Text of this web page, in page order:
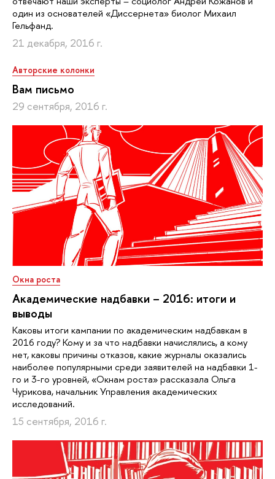
один из основателей «Диссернета» биолог Михаил
Гельфанд.
21 декабря, 2016 г.
Авторские колонки
Вам письмо
29 сентября, 2016 г.
Окна роста
Академические надбавки – 2016: итоги и
выводы
Каковы итоги кампании по академическим надбавкам в
2016 году? Кому и за что надбавки начислялись, а кому
нет, каковы причины отказов, какие журналы оказались
наиболее популярными среди заявителей на надбавки 1-
го и 3-го уровней, «Окнам роста» рассказала Ольга
Чурикова, начальник Управления академических
исследований.
15 сентября, 2016 г.